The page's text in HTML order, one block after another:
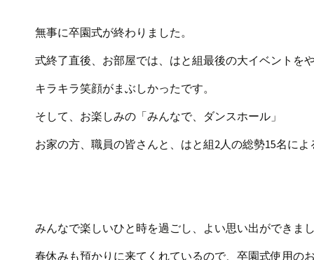
無事に卒園式が終わりました。
式終了直後、お部屋では、はと組最後の大イベントを
キラキラ笑顔がまぶしかったです。
そして、お楽しみの「みんなで、ダンスホール」
お家の方、職員の皆さんと、はと組2人の総勢15名に
みんなで楽しいひと時を過ごし、よい思い出ができま
春休みも預かりに来てくれているので、卒園式使用の